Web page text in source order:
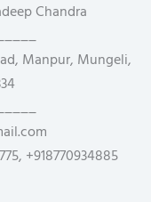
Chandra
Manpur, Mungeli,
+918770934885